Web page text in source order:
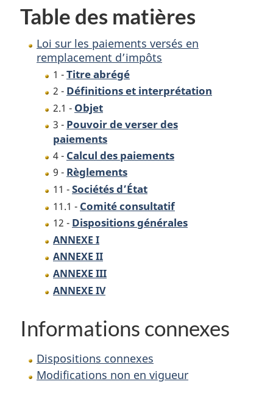
Table des matières
Loi sur les paiements versés en
remplacement d’impôts
1 -Titre abrégé
2 - Définitions et interprétation
2.1 - Objet
3 - Pouvoir de verser des
paiements
4 - Calcul des paiements
9 - Règlements
11 -Sociétés d’État
11.1 - Comité consultatif
12 - Dispositions générales
ANNEXE I
ANNEXE II
ANNEXE III
ANNEXE IV
Informations connexes
Dispositions connexes
Modifications non en vigueur